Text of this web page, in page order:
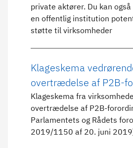
private aktører. Du kan
en offentlig institution
støtte til virksomheder
Klageskema
overtrædelse af P2B-
Klageskema fra
overtrædelse af P2B-
Parlamentets og Rådets
2019/1150 af 20. juni